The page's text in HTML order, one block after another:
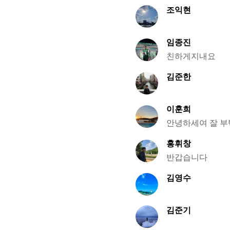
조익현
임종진
친하게지내요
김준한
이훈희
안녕하세여 잘
홍휘창
반갑습니다
김영수
김준기